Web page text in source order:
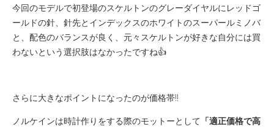
今回のモデルで初登場のスケルトンのグレーダイヤルにレッドゴ
ールドの針、 針先とインデックスのホワイトのスーパールミノバ
と、 配色のバランスが良く、元々スケルトンが好きな自分には買
わないという選択肢はなかったですね👍
さらに大きなポイントになったのが価格帯‼️
ノルケインは時計作りをする際のモットーとして 「適正価格で高